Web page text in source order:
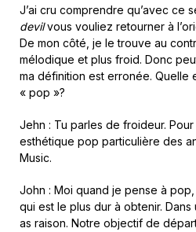
J’ai cru comprendre qu’avec ce
devilvous vouliez retourner à
De mon côté, je le trouve au
mélodique et plus froid. Donc
ma définition est erronée. Quelle
« pop »?
Jehn : Tu parles de froideur.
esthétique pop particulière des
Music.
John : Moi quand je pense à
qui est le plus dur à obtenir.
as raison. Notre objectif de